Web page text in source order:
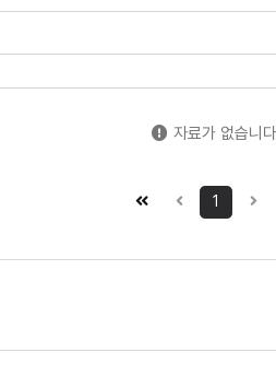
자료가 없습니
1